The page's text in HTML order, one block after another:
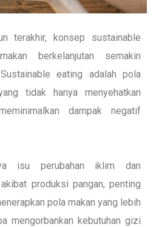
terakhir, konsep sustainable
berkelanjutan semakin
eating adalah pola
tidak hanya menyehatkan
dampak negatif
isu perubahan iklim dan
produksi pangan, penting
pola makan yang lebih
mengorbankan kebutuhan gizi